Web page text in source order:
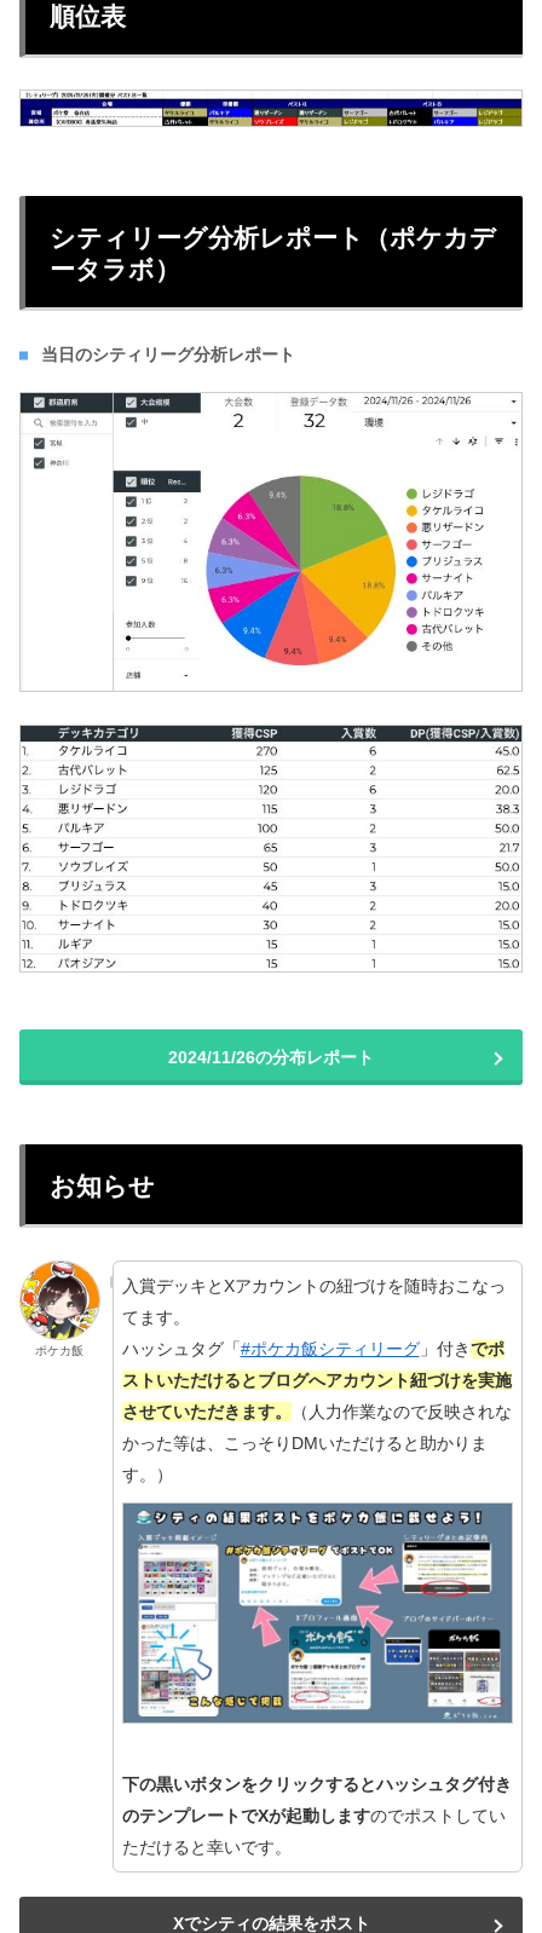
順位表
シティリーグ分析レポート（ポケカデ
ータラボ）
当日のシティリーグ分析レポート
2024/11/26の分布レポート
お知らせ
ポケカ飯
入賞デッキとXアカウントの紐づけを随時おこなっ
てます。
ハッシュタグ「#ポケカ飯シティリーグ」付きでポ
ストいただけるとブログへアカウント紐づけを実施
させていただきます。
（人力作業なので反映されな
かった等は、こっそりDMいただけると助かりま
す。）
下の黒いボタンをクリックするとハッシュタグ付き
のテンプレートでXが起動しますのでポストしてい
ただけると幸いです。
Xでシティの結果をポスト